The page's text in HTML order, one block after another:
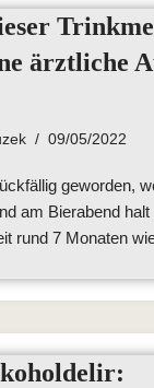
ärztliche
09/05/2022
geworden,
am Bierabend
rund 7 Monaten